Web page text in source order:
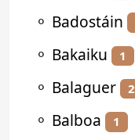
⚬ Badostáin
⚬ Bakaiku 1
⚬ Balaguer 2
⚬ Balboa 1